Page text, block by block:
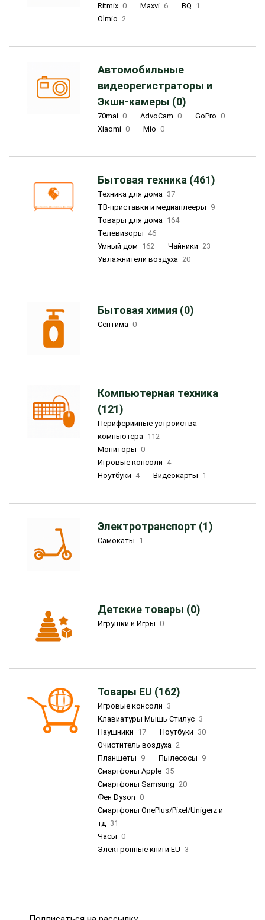
Ritmix 0 Maxvi 6 BQ 1
Olmio 2
Автомобильные
видеорегистраторы и
Экшн-камеры (0)
70mai 0 AdvoCam 0 GoPro 0
Xiaomi 0 Mio 0
Бытовая техника (461)
Техника для дома 37
ТВ-приставки и медиаплееры 9
Товары для дома 164
Телевизоры 46
Умный дом 162 Чайники 23
Увлажнители воздуха 20
Бытовая химия (0)
Септима 0
Компьютерная техника
(121)
Периферийные устройства
компьютера 112
Мониторы 0
Игровые консоли 4
Ноутбуки 4 Видеокарты 1
Электротранспорт (1)
Самокаты 1
Детские товары (0)
Игрушки и Игры 0
Товары EU (162)
Игровые консоли 3
Клавиатуры Мышь Стилус 3
Наушники 17 Ноутбуки 30
Очиститель воздуха 2
Планшеты 9 Пылесосы 9
Смартфоны Apple 35
Смартфоны Samsung 20
Фен Dyson 0
Смартфоны OnePlus/Pixel/Unigerz и
тд 31
Часы 0
Электронные книги EU 3